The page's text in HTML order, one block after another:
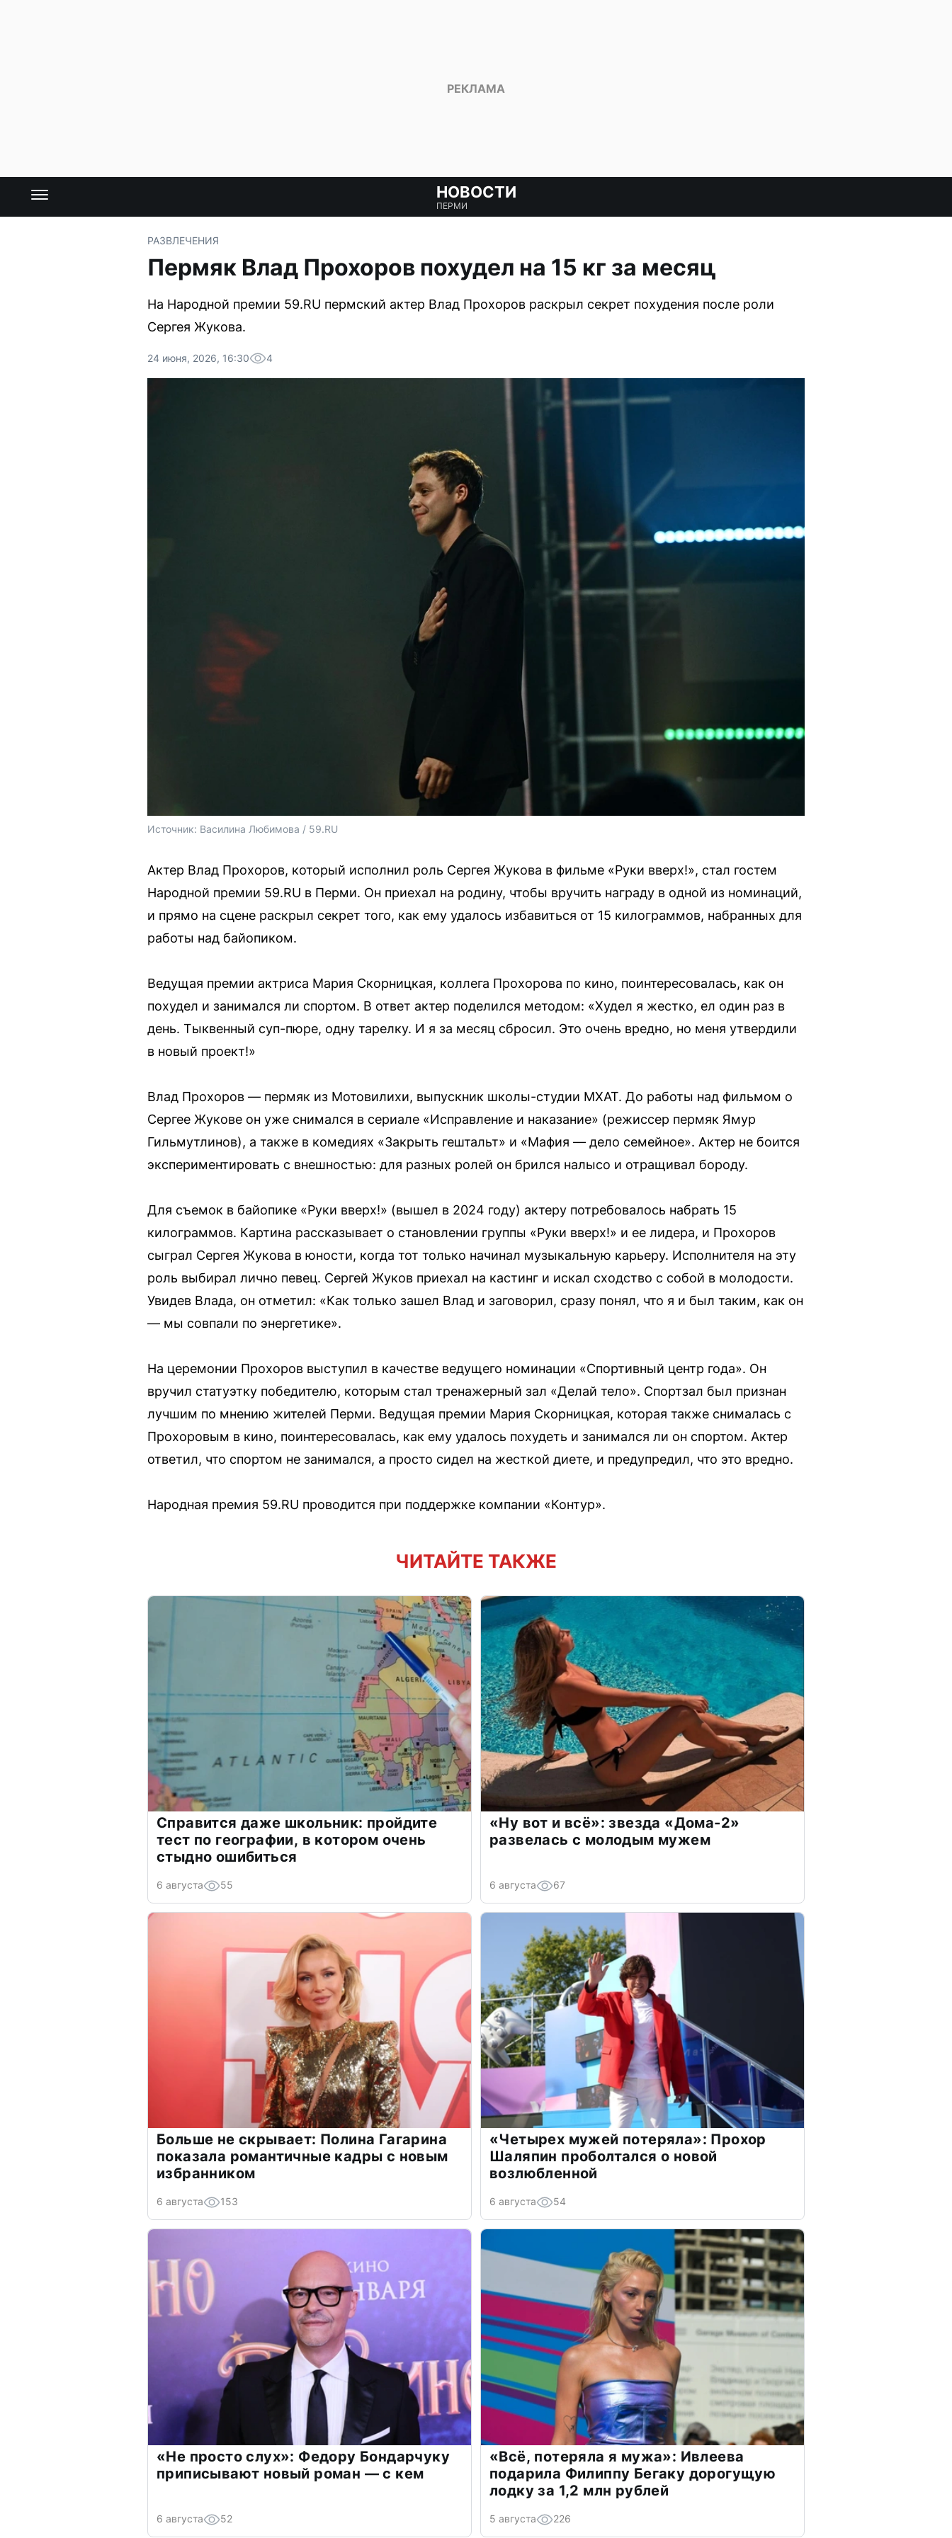
НОВОСТИ
ПЕРМИ
РАЗВЛЕЧЕНИЯ
Пермяк Влад Прохоров похудел на 15 кг за месяц
На Народной премии 59.RU пермский актер Влад Прохоров раскрыл секрет похудения после роли
Сергея Жукова.
24 июня, 2026, 16:30 4
Источник: Василина Любимова / 59.RU
Актер Влад Прохоров, который исполнил роль Сергея Жукова в фильме «Руки вверх!», стал гостем
Народной премии 59.RU в Перми. Он приехал на родину, чтобы вручить награду в одной из номинаций,
и прямо на сцене раскрыл секрет того, как ему удалось избавиться от 15 килограммов, набранных для
работы над байопиком.
Ведущая премии актриса Мария Скорницкая, коллега Прохорова по кино, поинтересовалась, как он
похудел и занимался ли спортом. В ответ актер поделился методом: «Худел я жестко, ел один раз в
день. Тыквенный суп-пюре, одну тарелку. И я за месяц сбросил. Это очень вредно, но меня утвердили
в новый проект!»
Влад Прохоров — пермяк из Мотовилихи, выпускник школы-студии МХАТ. До работы над фильмом о
Сергее Жукове он уже снимался в сериале «Исправление и наказание» (режиссер пермяк Ямур
Гильмутлинов), а также в комедиях «Закрыть гештальт» и «Мафия — дело семейное». Актер не боится
экспериментировать с внешностью: для разных ролей он брился налысо и отращивал бороду.
Для съемок в байопике «Руки вверх!» (вышел в 2024 году) актеру потребовалось набрать 15
килограммов. Картина рассказывает о становлении группы «Руки вверх!» и ее лидера, и Прохоров
сыграл Сергея Жукова в юности, когда тот только начинал музыкальную карьеру. Исполнителя на эту
роль выбирал лично певец. Сергей Жуков приехал на кастинг и искал сходство с собой в молодости.
Увидев Влада, он отметил: «Как только зашел Влад и заговорил, сразу понял, что я и был таким, как он
— мы совпали по энергетике».
На церемонии Прохоров выступил в качестве ведущего номинации «Спортивный центр года». Он
вручил статуэтку победителю, которым стал тренажерный зал «Делай тело». Спортзал был признан
лучшим по мнению жителей Перми. Ведущая премии Мария Скорницкая, которая также снималась с
Прохоровым в кино, поинтересовалась, как ему удалось похудеть и занимался ли он спортом. Актер
ответил, что спортом не занимался, а просто сидел на жесткой диете, и предупредил, что это вредно.
Народная премия 59.RU проводится при поддержке компании «Контур».
ЧИТАЙТЕ ТАКЖЕ
Справится даже школьник: пройдите
тест по географии, в котором очень
стыдно ошибиться
6 августа 55
«Ну вот и всё»: звезда «Дома-2»
развелась с молодым мужем
6 августа 67
Больше не скрывает: Полина Гагарина
показала романтичные кадры с новым
избранником
6 августа 153
«Четырех мужей потеряла»: Прохор
Шаляпин проболтался о новой
возлюбленной
6 августа 54
«Не просто слух»: Федору Бондарчуку
приписывают новый роман — с кем
6 августа 52
«Всё, потеряла я мужа»: Ивлеева
подарила Филиппу Бегаку дорогущую
лодку за 1,2 млн рублей
5 августа 226